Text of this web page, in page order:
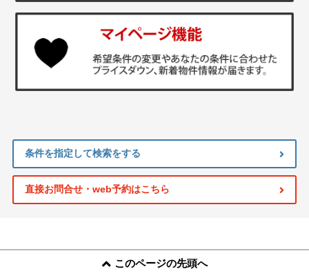
条件を指定して検索をする
直接お問合せ・web予約はこちら
このページの先頭へ